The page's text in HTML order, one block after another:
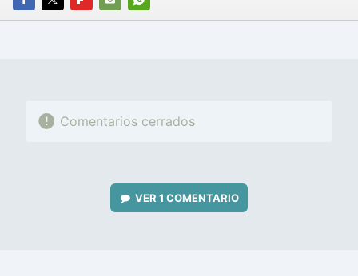
FACEBOOK
TWITTERFLIPBOARD
E-
WHATSAPP
Comentarios cerrados
VER 1 COMENTARIO